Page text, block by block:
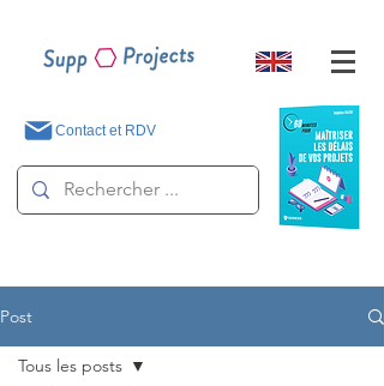
Contact et RDV
Post
Tous les posts